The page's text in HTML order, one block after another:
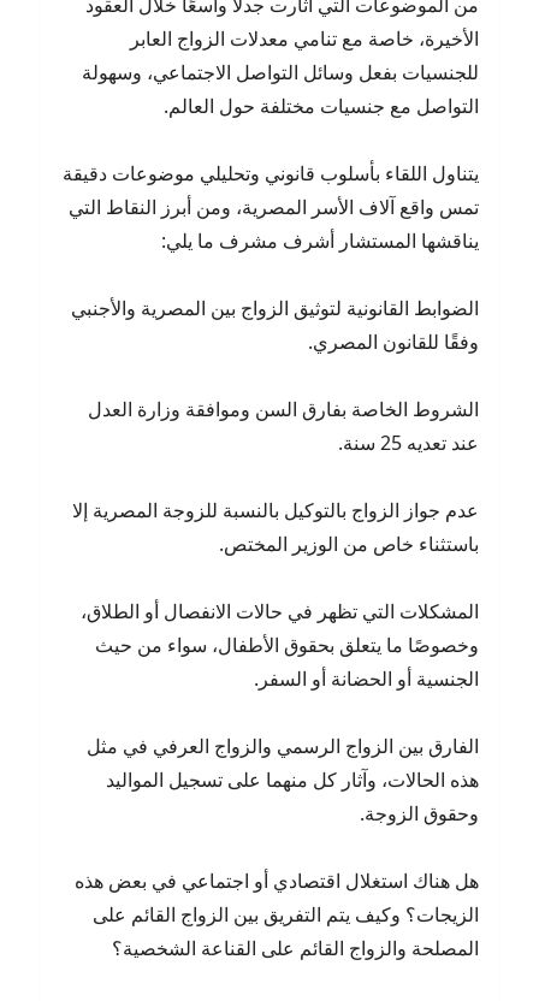
الأخيرة، خاصة مع تنامي معدلات الزواج العابر
للجنسيات بفعل وسائل التواصل الاجتماعي، وسهولة
التواصل مع جنسيات مختلفة حول العالم.
يتناول اللقاء بأسلوب قانوني وتحليلي موضوعات دقيقة
تمس واقع آلاف الأسر المصرية، ومن أبرز النقاط التي
يناقشها المستشار أشرف مشرف ما يلي:
الضوابط القانونية لتوثيق الزواج بين المصرية والأجنبي
وفقًا للقانون المصري.
الشروط الخاصة بفارق السن وموافقة وزارة العدل
عند تعديه 25 سنة.
عدم جواز الزواج بالتوكيل بالنسبة للزوجة المصرية إلا
باستثناء خاص من الوزير المختص.
المشكلات التي تظهر في حالات الانفصال أو الطلاق،
وخصوصًا ما يتعلق بحقوق الأطفال، سواء من حيث
الجنسية أو الحضانة أو السفر.
الفارق بين الزواج الرسمي والزواج العرفي في مثل
هذه الحالات، وآثار كل منهما على تسجيل المواليد
وحقوق الزوجة.
هل هناك استغلال اقتصادي أو اجتماعي في بعض هذه
الزيجات؟ وكيف يتم التفريق بين الزواج القائم على
المصلحة والزواج القائم على القناعة الشخصية؟